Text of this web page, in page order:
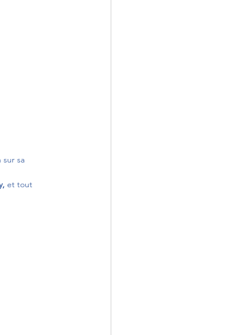
sa
et tout